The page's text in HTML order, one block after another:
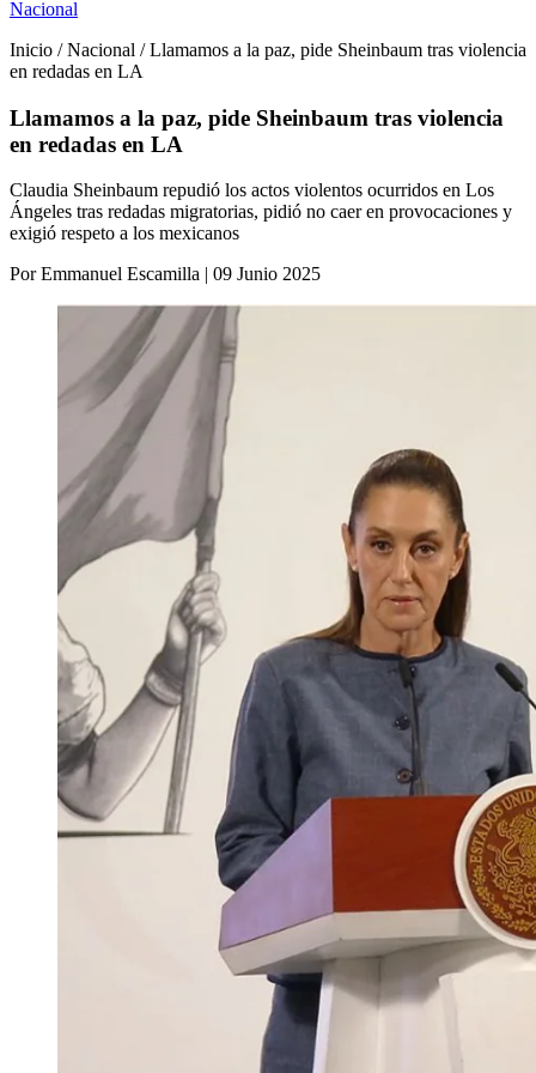
Nacional
Inicio / Nacional / Llamamos a la paz, pide Sheinbaum tras violencia
en redadas en LA
Llamamos a la paz, pide Sheinbaum tras violencia
en redadas en LA
Claudia Sheinbaum repudió los actos violentos ocurridos en Los
Ángeles tras redadas migratorias, pidió no caer en provocaciones y
exigió respeto a los mexicanos
Por Emmanuel Escamilla | 09 Junio 2025